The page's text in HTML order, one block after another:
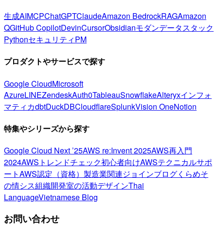
生成AIMCPChatGPTClaudeAmazon BedrockRAGAmazon
QGitHub CopilotDevinCursorObsidianモダンデータスタック
PythonセキュリティPM
プロダクトやサービスで探す
Google CloudMicrosoft
AzureLINEZendeskAuth0TableauSnowflakeAlteryxインフォ
マティカdbtDuckDBCloudflareSplunkVision OneNotion
特集やシリーズから探す
Google Cloud Next ’25AWS re:Invent 2025AWS再入門
2024AWSトレンドチェック初心者向けAWSテクニカルサポ
ートAWS認定（資格） 製造業関連ジョインブログくらめそ
の情シス組織開発室の活動デザインThai
LanguageVietnamese Blog
お問い合わせ